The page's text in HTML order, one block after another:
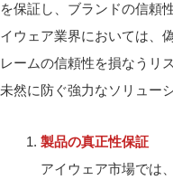
を保証し、ブランドの信頼
イウェア業界においては、
レームの信頼性を損なうリ
未然に防ぐ強力なソリュー
製品の真正性保証
アイウェア市場では